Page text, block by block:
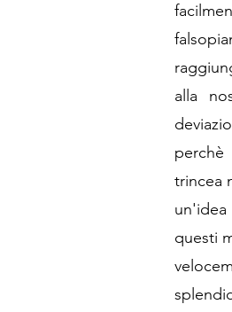
alla
trincea
questi